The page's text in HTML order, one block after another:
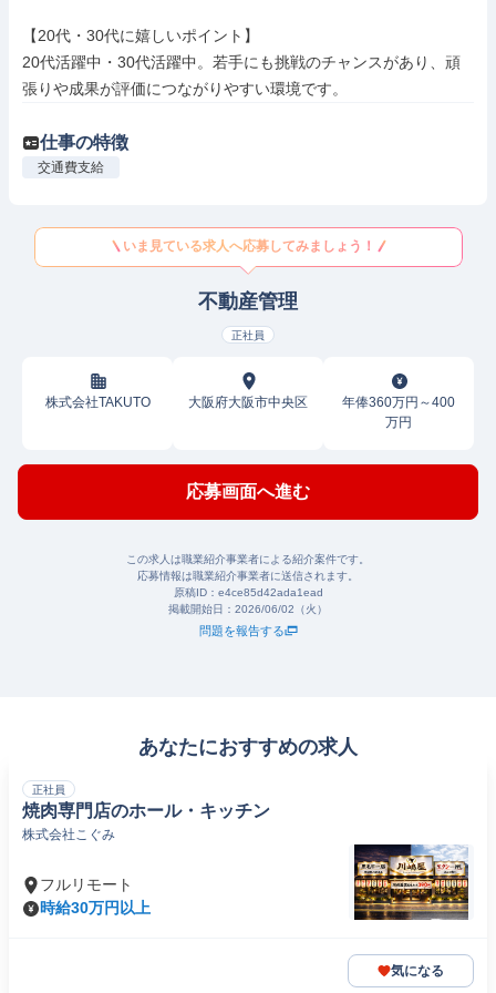
【20代・30代に嬉しいポイント】
20代活躍中・30代活躍中。若手にも挑戦のチャンスがあり、頑
張りや成果が評価につながりやすい環境です。
仕事の特徴
交通費支給
いま見ている求人へ応募してみましょう！
不動産管理
正社員
株式会社TAKUTO 大阪府大阪市中央区
年俸360万円～400
万円
応募画面へ進む
この求人は職業紹介事業者による紹介案件です。
応募情報は職業紹介事業者に送信されます。
原稿ID： e4ce85d42ada1ead
掲載開始日： 2026/06/02（火）
問題を報告する
あなたにおすすめの求人
正社員
焼肉専門店のホール・キッチン
株式会社こぐみ
フルリモート
時給30万円以上
気になる